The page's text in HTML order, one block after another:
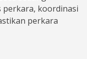
perkara, koordinasi
perkara